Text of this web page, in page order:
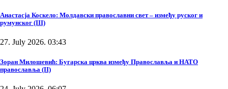
Анастасја Коскело: Молдавски православни свет – између руског и
румунског (III)
27. July 2026. 03:43
Зоран Милошевић: Бугарска црква између Православља и НАТО
православља (II)